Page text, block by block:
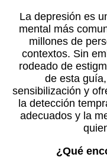
La depresión es
mental más
millones de
contextos. Sin
rodeado de
de esta
sensibilización y
la detección
adecuados y la
¿Qué